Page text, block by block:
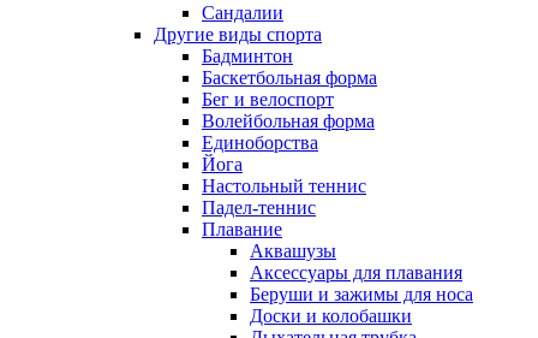
Сандалии
Другие виды спорта
Бадминтон
Баскетбольная форма
Бег и велоспорт
Волейбольная форма
Единоборства
Йога
Настольный теннис
Падел-теннис
Плавание
Аквашузы
Аксессуары для плавания
Беруши и зажимы для носа
Доски и колобашки